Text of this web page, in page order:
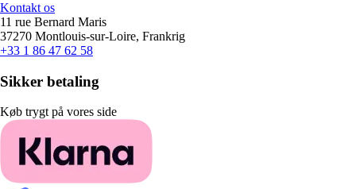
Kontakt os
11 rue Bernard Maris
37270 Montlouis-sur-Loire, Frankrig
+33 1 86 47 62 58
Sikker betaling
Køb trygt på vores side